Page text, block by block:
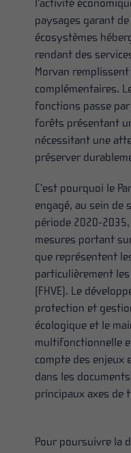
l’activité
paysages garant
écosystèmes
rendant des
Morvan
complémentaires.
fonctions passe
forêts présentant
nécessitant une
préserver
C’est pourquoi le
engagé, au sein de
période 2020-
mesures portant
que représentent
particulièrement
(FHVE). Le
protection et
écologique et le
multifonctionnelle
compte des enjeux
dans les
principaux axes de
Pour poursuivre la